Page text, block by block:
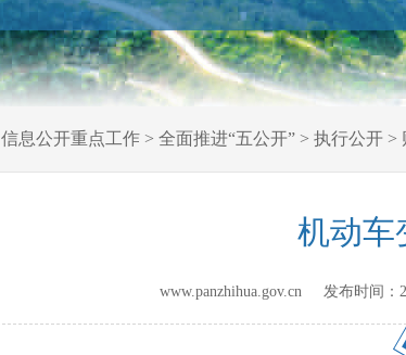
信息公开重点工作> 全面推进“五公开”> 执行公开>
机动车
www.panzhihua.gov.cn 发布时间：